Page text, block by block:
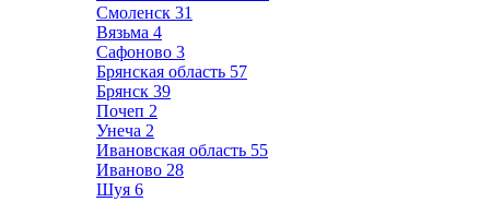
Смоленск 31
Вязьма 4
Сафоново 3
Брянская область 57
Брянск 39
Почеп 2
Унеча 2
Ивановская область 55
Иваново 28
Шуя 6